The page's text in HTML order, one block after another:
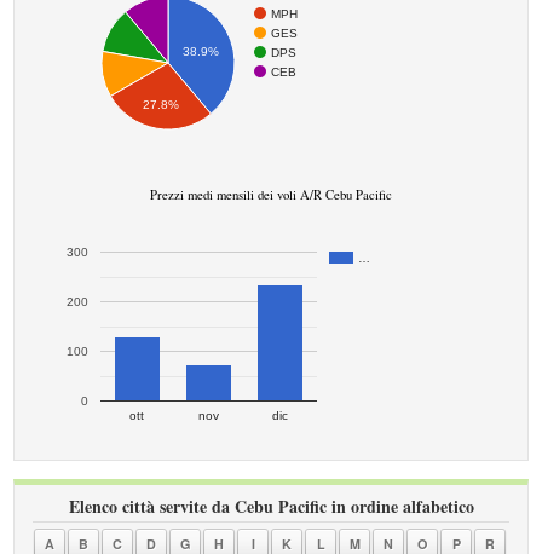
MPH
GES
DPS
CEB
38.9%
27.8%
Prezzi medi mensili dei voli A/R Cebu Pacific
ott nov dic
0
100
200
300
Elenco città servite da Cebu Pacific in ordine alfabetico
A B C D G H I K L M N O P
R